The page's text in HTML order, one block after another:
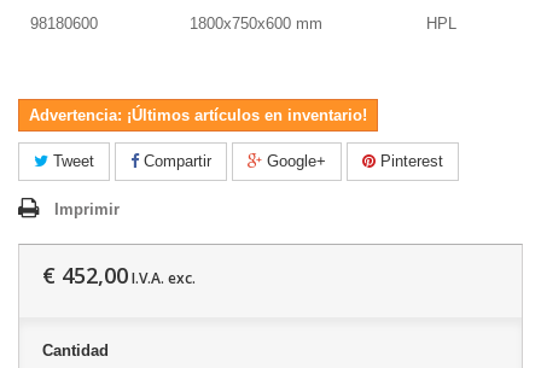
98180600 1800x750x600 mm HPL
Advertencia: ¡Últimos artículos en inventario!
Tweet Compartir Google+ Pinterest
Imprimir
€ 452,00I.V.A. exc.
Cantidad